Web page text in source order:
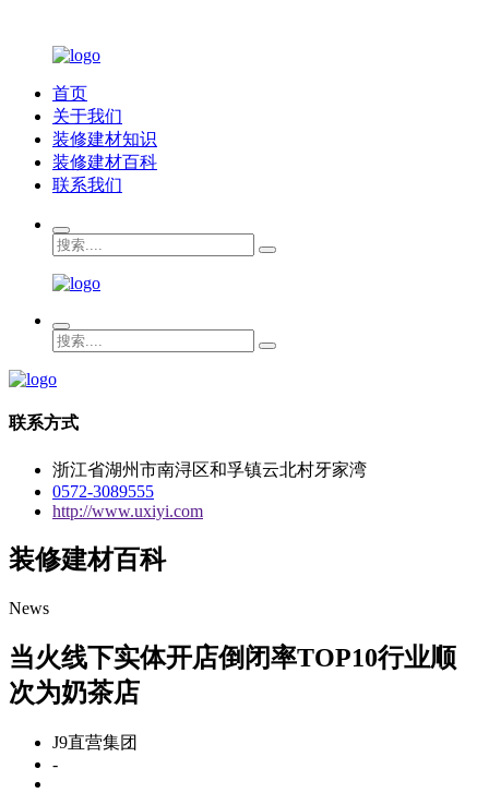
首页
关于我们
装修建材知识
装修建材百科
联系我们
联系方式
浙江省湖州市南浔区和孚镇云北村牙家湾
0572-3089555
http://www.uxiyi.com
装修建材百科
News
当火线下实体开店倒闭率TOP10行业顺
次为奶茶店
J9直营集团
-